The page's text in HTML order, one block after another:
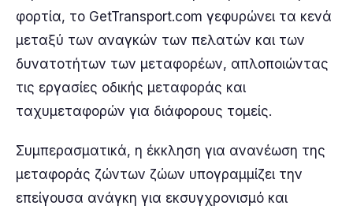
φορτία, το GetTransport.com γεφυρώνει τα κενά
μεταξύ των αναγκών των πελατών και των
δυνατοτήτων των μεταφορέων, απλοποιώντας
τις εργασίες οδικής μεταφοράς και
ταχυμεταφορών για διάφορους τομείς.
Συμπερασματικά, η έκκληση για ανανέωση της
μεταφοράς ζώντων ζώων υπογραμμίζει την
επείγουσα ανάγκη για εκσυγχρονισμό και